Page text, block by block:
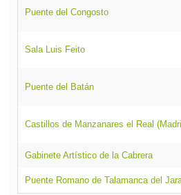
Puente del Congosto
Sala Luis Feito
Puente del Batán
Castillos de Manzanares el Real
Gabinete Artístico de la Cabrera
Puente Romano de Talamanca del